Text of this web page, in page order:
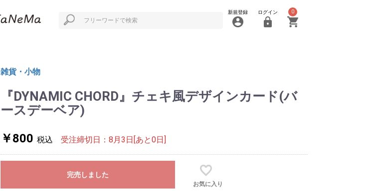
新規登録 ログイン 0
雑貨・小物
『DYNAMIC CHORD』チェキ風デザインカード(バ
ースデーベア)
￥800 税込 受注締切日：8月3日[あと0日]
完売しました
お気に入り